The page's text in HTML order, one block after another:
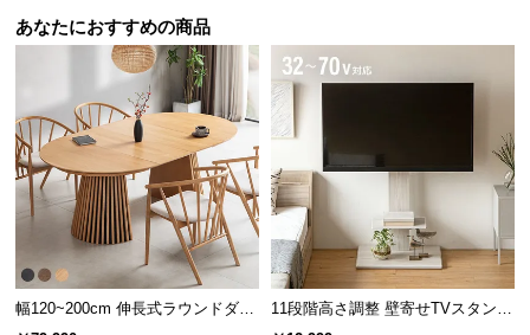
あなたにおすすめの商品
幅120~200cm 伸長式ラウンドダイ
ニングテーブル 6人掛け 天然木突
11段階高さ調整 壁寄せTVスタンド
キャスター付き 上下左右角度調節